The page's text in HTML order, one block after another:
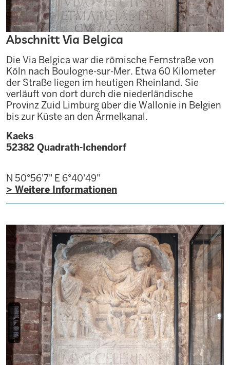
Abschnitt Via Belgica
Die Via Belgica war die römische Fernstraße von
Köln nach Boulogne-sur-Mer. Etwa 60 Kilometer
der Straße liegen im heutigen Rheinland. Sie
verläuft von dort durch die niederländische
Provinz Zuid Limburg über die Wallonie in Belgien
bis zur Küste an den Ärmelkanal.
Kaeks
52382 Quadrath-Ichendorf
N 50°56'7" E 6°40'49"
> Weitere Informationen